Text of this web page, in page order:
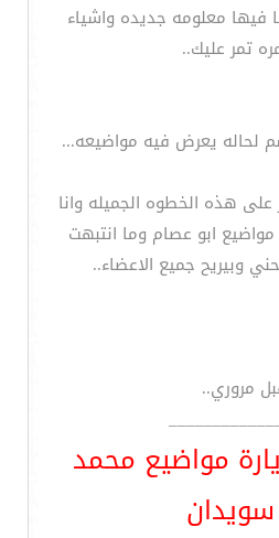
معلومه جديده واشياء
تمر عليك..
لحاله يعرض فيه مواضيعه...
على هذه الخطوه الجميله وانا
ابو عصام وما انتبهت
وبيريح جميع الاعضاء..
مروري..
مواضيع محمد